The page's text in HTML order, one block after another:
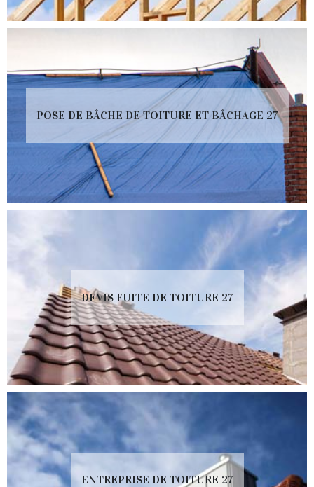
POSE DE BÂCHE DE TOITURE ET BÂCHAGE 27
DEVIS FUITE DE TOITURE 27
ENTREPRISE DE TOITURE 27